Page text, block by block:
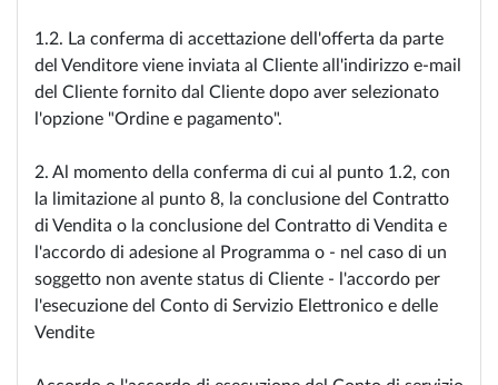
1.2. La conferma di accettazione dell'offerta da parte
del Venditore viene inviata al Cliente all'indirizzo e-mail
del Cliente fornito dal Cliente dopo aver selezionato
l'opzione "Ordine e pagamento".
2. Al momento della conferma di cui al punto 1.2, con
la limitazione al punto 8, la conclusione del Contratto
di Vendita o la conclusione del Contratto di Vendita e
l'accordo di adesione al Programma o - nel caso di un
soggetto non avente status di Cliente - l'accordo per
l'esecuzione del Conto di Servizio Elettronico e delle
Vendite